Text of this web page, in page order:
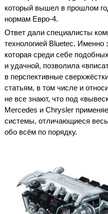
который вышел в прошлом
нормам Евро-4.
Ответ дали специалисты
технологией Bluetec. Именно
которая среди себе
и удачной, позволила
в перспективные
статьям, в том числе и
не все знают, что под
Mercedes и Chrysler
системы, отличающиеся
обо всём по порядку.